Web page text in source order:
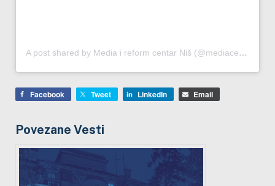
A post shared by Media i reform centar Niš (@mediacentar_nis)
Facebook Tweet LinkedIn Email
Povezane Vesti